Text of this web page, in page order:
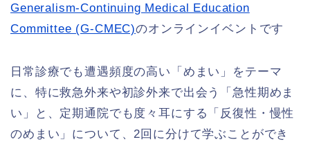
Generalism-Continuing Medical Education
Committee (G-CMEC)のオンラインイベントです
日常診療でも遭遇頻度の高い「めまい」をテーマ
に、特に救急外来や初診外来で出会う「急性期めま
い」と、定期通院でも度々耳にする「反復性・慢性
のめまい」について、2回に分けて学ぶことができ